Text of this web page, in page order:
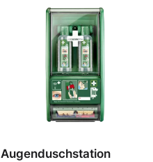
Augenduschstation